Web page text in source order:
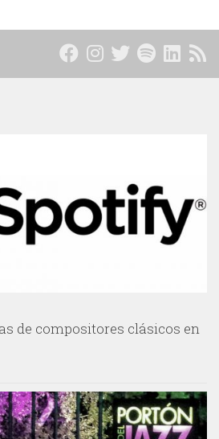
de compositores clásicos en